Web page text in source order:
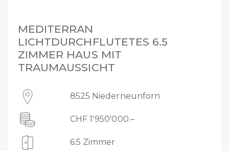
MEDITERRAN
LICHTDURCHFLUTETES 6.5
ZIMMER HAUS MIT
TRAUMAUSSICHT
8525 Niederneunforn
CHF 1'950'000.–
6.5 Zimmer